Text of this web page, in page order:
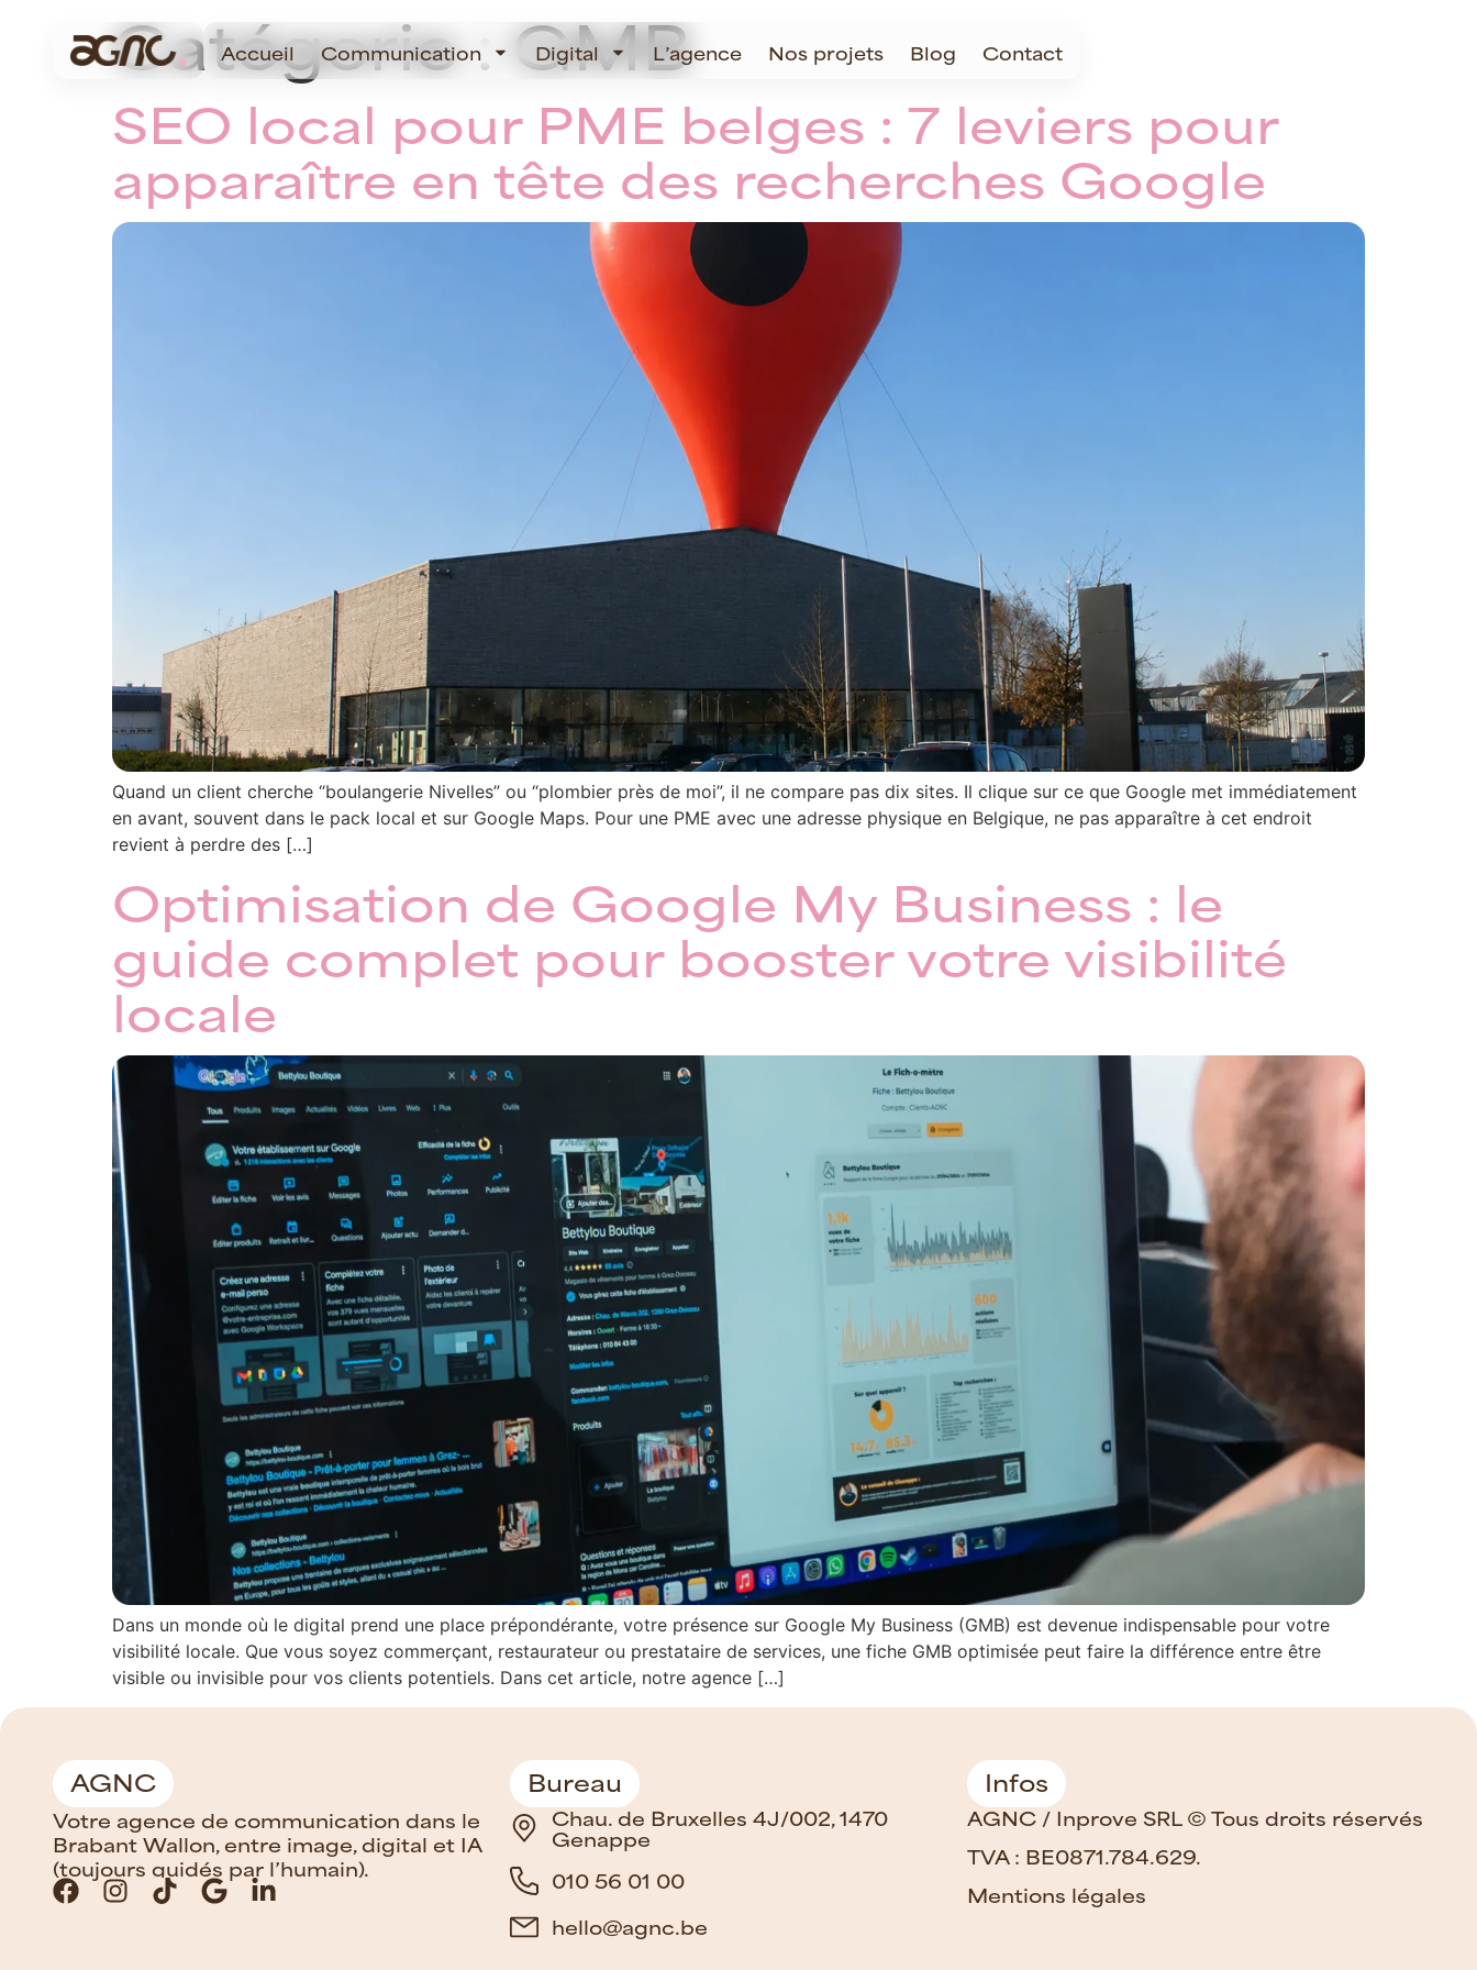
Accueil Communication Digital L’agence Nos projets Blog Contact
Catégorie :GMB
SEO local pour PME belges : 7 leviers pour
apparaître en tête des recherches Google
Quand un client cherche “boulangerie Nivelles” ou “plombier près de moi”, il ne compare pas dix sites. Il clique sur ce que Google met immédiatement
en avant, souvent dans le pack local et sur Google Maps. Pour une PME avec une adresse physique en Belgique, ne pas apparaître à cet endroit
revient à perdre des […]
Optimisation de Google My Business : le
guide complet pour booster votre visibilité
locale
Dans un monde où le digital prend une place prépondérante, votre présence sur Google My Business (GMB) est devenue indispensable pour votre
visibilité locale. Que vous soyez commerçant, restaurateur ou prestataire de services, une fiche GMB optimisée peut faire la différence entre être
visible ou invisible pour vos clients potentiels. Dans cet article, notre agence […]
AGNC
Votre agence de communication dans le
Brabant Wallon, entre image, digital et IA
(toujours guidés par l’humain).
Bureau
Chau. de Bruxelles 4J/002, 1470
Genappe
010 56 01 00
hello@agnc.be
Infos
AGNC / Inprove SRL © Tous droits réservés
TVA : BE0871.784.629.
Mentions légales